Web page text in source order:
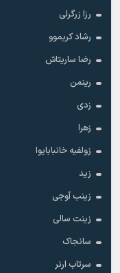
رزا زرگرلی
رشاد کریموو
رضا ساریتاش
رینمن
زدی
زهرا
زولفیه خانبابایوا
زید
زینب آوجی
زینت سالی
سانجاک
سرتاب ارنر